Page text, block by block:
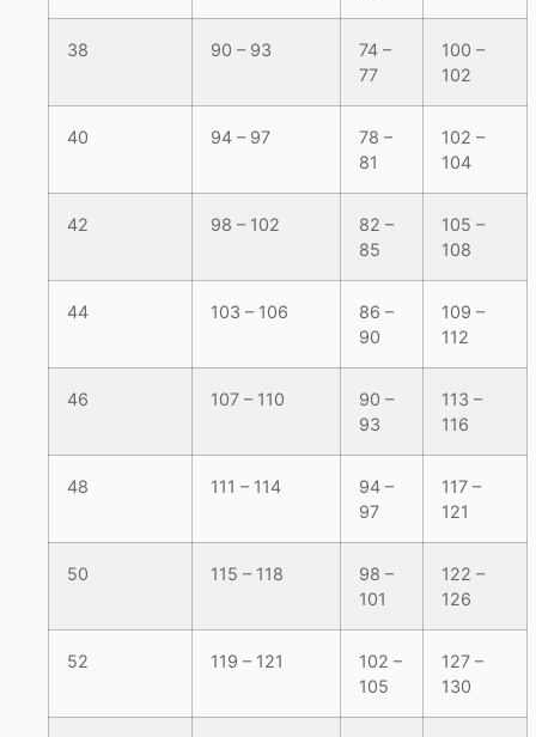
38 90 – 93
74 –
77
100 –
102
40 94 – 97
78 –
81
102 –
104
42 98 – 102
82 –
85
105 –
108
44 103 – 106
86 –
90
109 –
112
46 107 – 110
90 –
93
113 –
116
48 111 – 114
94 –
97
117 –
121
50 115 – 118
98 –
101
122 –
126
52 119 – 121
102 –
105
127 –
130